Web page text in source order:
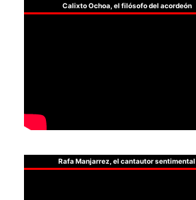
Calixto Ochoa, el filósofo del acordeón
Rafa Manjarrez, el cantautor sentimental